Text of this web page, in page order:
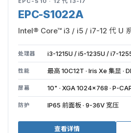
EPC-S1022A
Intel® Core™ i3 / i5 / i7-12 代 U
处理器 i3-1215U / i5-1235U / i7-
性能 最高 10C12T · Iris Xe 集显 ·
屏幕 10" · XGA 1024×768 · P-
防护 IP65 前面板 · 9-36V 宽压
查看详情